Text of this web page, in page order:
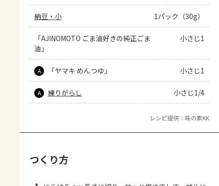
納豆・小 1パック（30g）
「AJINOMOTO ごま油好きの純正ごま
油」
小さじ1
A 「ヤマキ めんつゆ」 小さじ1
A 練りがらし 小さじ1/4
レシピ提供：味の素KK
つくり方